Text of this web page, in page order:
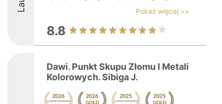
Pokaż więcej >>
8.8
Dawi. Punkt Skupu Złomu I Metali
Kolorowych. Sibiga J.